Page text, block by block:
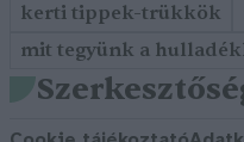
kerti tippek-trükkök
mit tegyünk a